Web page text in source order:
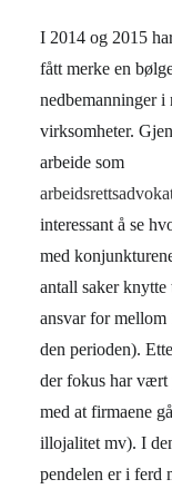
I 2014 og 2015
fått merke en
nedbemanninger i
virksomheter.
arbeide som
interessant å se
med
antall saker
ansvar for mellom
den perioden).
der fokus har vært
med at firmaene
illojalitet mv). I
pendelen er i ferd